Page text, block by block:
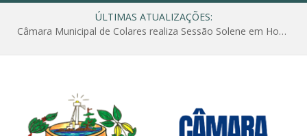
ÚLTIMAS ATUALIZAÇÕES:
Câmara Municipal de Colares realiza Sessão Solene em Homenagem ao Dia das Mães